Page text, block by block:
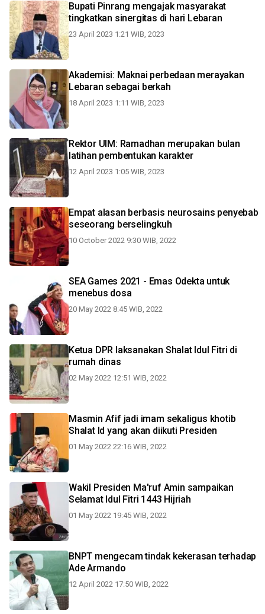
Bupati Pinrang mengajak masyarakat
tingkatkan sinergitas di hari Lebaran
23 April 2023 1:21 WIB, 2023
Akademisi: Maknai perbedaan merayakan
Lebaran sebagai berkah
18 April 2023 1:11 WIB, 2023
Rektor UIM: Ramadhan merupakan bulan
latihan pembentukan karakter
12 April 2023 1:05 WIB, 2023
Empat alasan berbasis neurosains penyebab
seseorang berselingkuh
10 October 2022 9:30 WIB, 2022
SEA Games 2021 - Emas Odekta untuk
menebus dosa
20 May 2022 8:45 WIB, 2022
Ketua DPR laksanakan Shalat Idul Fitri di
rumah dinas
02 May 2022 12:51 WIB, 2022
Masmin Afif jadi imam sekaligus khotib
Shalat Id yang akan diikuti Presiden
01 May 2022 22:16 WIB, 2022
Wakil Presiden Ma'ruf Amin sampaikan
Selamat Idul Fitri 1443 Hijriah
01 May 2022 19:45 WIB, 2022
BNPT mengecam tindak kekerasan terhadap
Ade Armando
12 April 2022 17:50 WIB, 2022